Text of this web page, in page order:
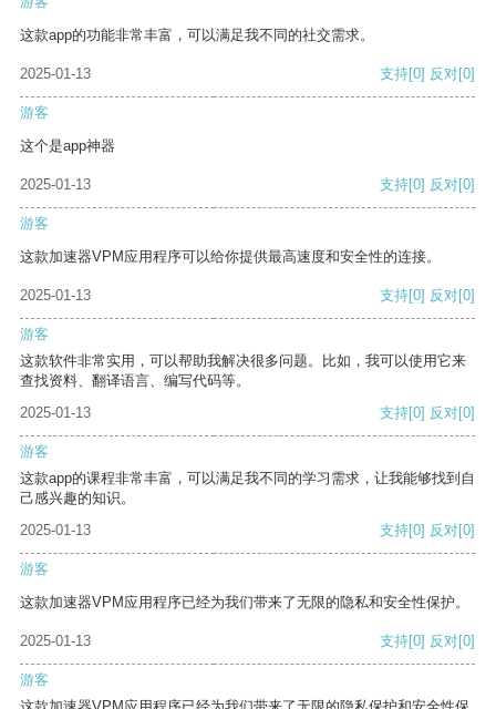
这款app的功能非常丰富，可以满足我不同的社交需求。
2025-01-13 支持[0] 反对[0]
游客
这个是app神器
2025-01-13 支持[0] 反对[0]
游客
这款加速器VPM应用程序可以给你提供最高速度和安全性的连接。
2025-01-13 支持[0] 反对[0]
游客
这款软件非常实用，可以帮助我解决很多问题。比如，我可以使用它来
查找资料、翻译语言、编写代码等。
2025-01-13
支持[0] 反对[0]
游客
这款app的课程非常丰富，可以满足我不同的学习需求，让我能够找到自
己感兴趣的知识。
2025-01-13
支持[0] 反对[0]
游客
这款加速器VPM应用程序已经为我们带来了无限的隐私和安全性保护。
2025-01-13 支持[0] 反对[0]
游客